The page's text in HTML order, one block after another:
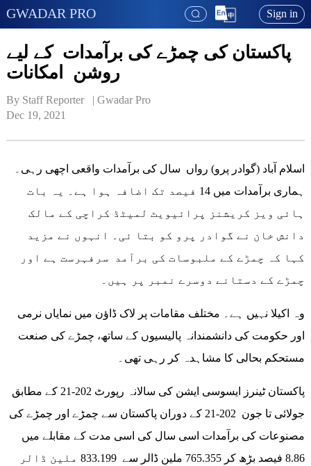
GWADAR PRO Sign in
پاکستان کی چمڑے کی برآمدات کے لیے
روشن امکانات
By Staff Reporter   | Gwadar Pro
Dec 19, 2021
اسلام آباد (گوادر پرو) رواں سال کی برآمدات واقعی اچھی رہی۔
ہماری برآمدات میں 14 فیصد تک اضافہ ہوا ہے۔ یہ بات
ہائی ویز کریشنز پرائیویٹ لمیٹڈ کراچی کے مالک
دانش خان نے گوادر پرو کو بتا ئی۔ انہوں نے مزید
کہا کہ چمڑے کے ملبوسات کی برآمد سرفہرست ہے اور
چمڑے کے دستانے دوسرے نمبر پر ہیں۔
وہ اکیلا نہیں ہے۔ مختلف مقامات پر لاک ڈاؤن میں نمایاں نرمی
اور حکومت کی دانشمندانہ پالیسیوں کے ساتھ، چمڑے کی صنعت
مستحکم بحالی کا مشاہدہ کر رہی تھی۔
جولائی تا جون 202-21 کے دوران پاکستان سے چمڑے اور چمڑے کی
مصنوعات کی برآمدات اسی سال کی اسی مدت کے مقابلے میں
8.86 فیصد بڑھ کر 765.355 ملین ڈالر سے 833.199 ملین ڈالر